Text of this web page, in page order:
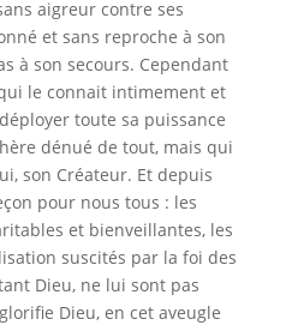
aigreur contre ses
et sans reproche à son
à son secours. Cependant
le connait intimement et
toute sa puissance
dénué de tout, mais qui
son Créateur. Et depuis
pour nous tous : les
et bienveillantes, les
suscités par la foi des
Dieu, ne lui sont pas
Dieu, en cet aveugle